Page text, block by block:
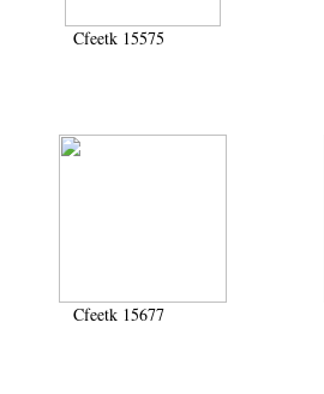
Cfeetk 15575
Cfeetk 15677